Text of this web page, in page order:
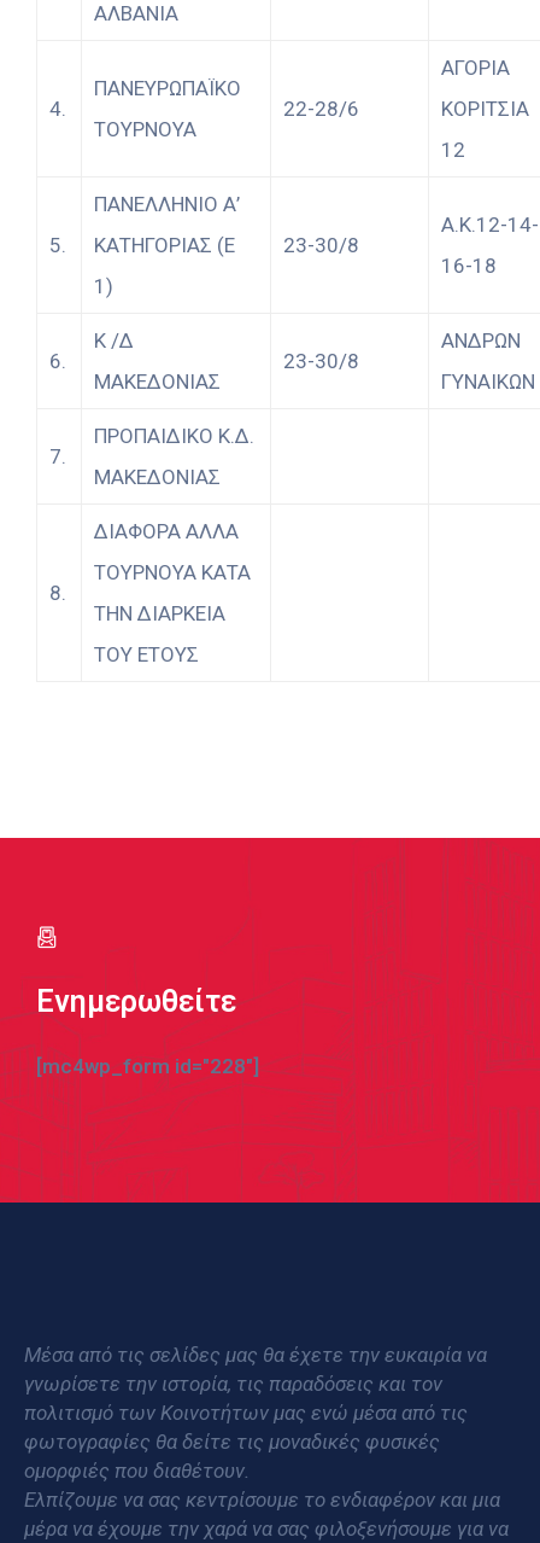
ΑΛΒΑΝΙΑ
4.
ΠΑΝΕΥΡΩΠΑΪΚΟ
ΤΟΥΡΝΟΥΑ
22-28/6
ΑΓΟΡΙΑ
ΚΟΡΙΤΣΙΑ
12
5.
ΠΑΝΕΛΛΗΝΙΟ Α’
ΚΑΤΗΓΟΡΙΑΣ (Ε
1)
23-30/8
Α.Κ.12-14-
16-18
6.
Κ /Δ
ΜΑΚΕΔΟΝΙΑΣ
23-30/8
ΑΝΔΡΩΝ
ΓΥΝΑΙΚΩΝ
7.
ΠΡΟΠΑΙΔΙΚΟ Κ.Δ.
ΜΑΚΕΔΟΝΙΑΣ
8.
ΔΙΑΦΟΡΑ ΑΛΛΑ
ΤΟΥΡΝΟΥΑ ΚΑΤΑ
ΤΗΝ ΔΙΑΡΚΕΙΑ
ΤΟΥ ΕΤΟΥΣ
Ενημερωθείτε
[mc4wp_form id="228"]
Μέσα από τις σελίδες μας θα έχετε την ευκαιρία να
γνωρίσετε την ιστορία, τις παραδόσεις και τον
πολιτισμό των Κοινοτήτων μας ενώ μέσα από τις
φωτογραφίες θα δείτε τις μοναδικές φυσικές
ομορφιές που διαθέτουν.
Ελπίζουμε να σας κεντρίσουμε το ενδιαφέρον και μια
μέρα να έχουμε την χαρά να σας φιλοξενήσουμε για να